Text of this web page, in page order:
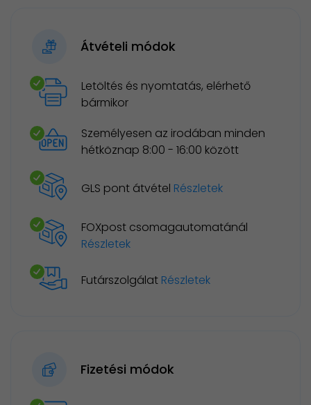
Átvételi módok
Letöltés és nyomtatás, elérhető
bármikor
Személyesen az irodában minden
hétköznap 8:00 - 16:00 között
GLS pont átvétel Részletek
FOXpost csomagautomatánál
Részletek
Futárszolgálat Részletek
Fizetési módok